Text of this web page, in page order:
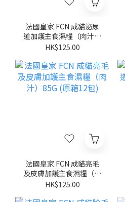
法國皇家 FCN 成貓泌尿
道加護主食濕糧（肉汁）
85G (原箱12包)
HK$125.00
法國皇家 FCN 成貓亮毛
及皮膚加護主食濕糧（肉
汁）85G (原箱12包)
HK$125.00